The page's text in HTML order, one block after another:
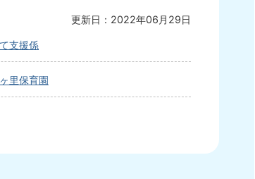
更新日：2022年06月29日
支援係
里保育園